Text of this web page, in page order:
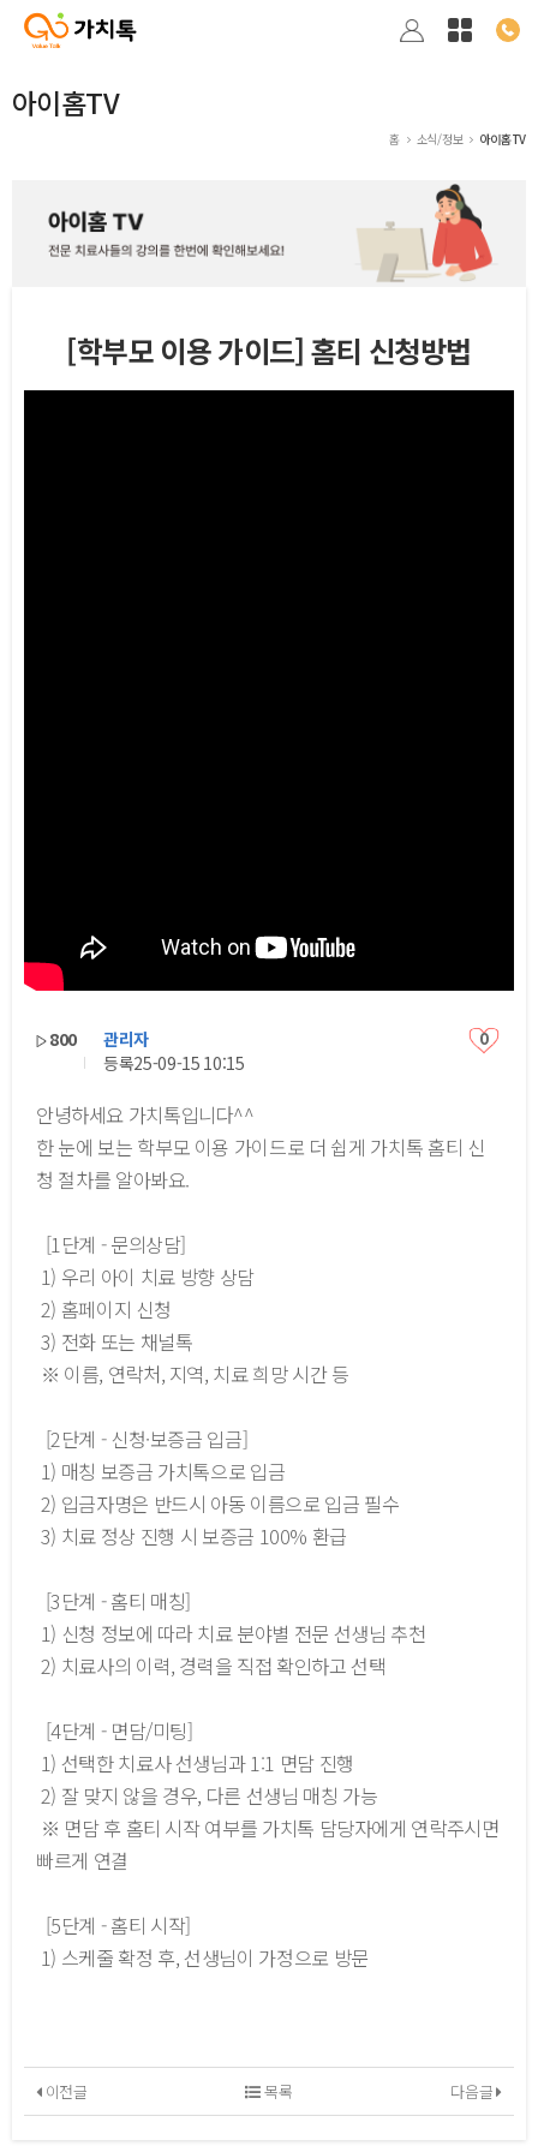
아이홈TV
홈 소식/정보 아이홈TV
[학부모 이용 가이드] 홈티 신청방법
800
관리자
등록25-09-15 10:15
0
안녕하세요 가치톡입니다^^
한 눈에 보는 학부모 이용 가이드로 더 쉽게 가치톡 홈티 신
청 절차를 알아봐요.
[1단계 - 문의상담]
1) 우리 아이 치료 방향 상담
2) 홈페이지 신청
3) 전화 또는 채널톡
※ 이름, 연락처, 지역, 치료 희망 시간 등
[2단계 - 신청·보증금 입금]
1) 매칭 보증금 가치톡으로 입금
2) 입금자명은 반드시 아동 이름으로 입금 필수
3) 치료 정상 진행 시 보증금 100% 환급
[3단계 - 홈티 매칭]
1) 신청 정보에 따라 치료 분야별 전문 선생님 추천
2) 치료사의 이력, 경력을 직접 확인하고 선택
[4단계 - 면담/미팅]
1) 선택한 치료사 선생님과 1:1 면담 진행
2) 잘 맞지 않을 경우, 다른 선생님 매칭 가능
※ 면담 후 홈티 시작 여부를 가치톡 담당자에게 연락주시면
빠르게 연결
[5단계 - 홈티 시작]
1) 스케줄 확정 후, 선생님이 가정으로 방문
이전글 다음글
목록